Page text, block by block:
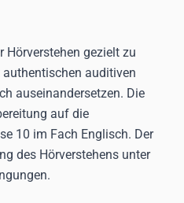
Hörverstehen gezielt zu
auditiven
auseinandersetzen. Die
auf die
10 im Fach Englisch. Der
des Hörverstehens unter